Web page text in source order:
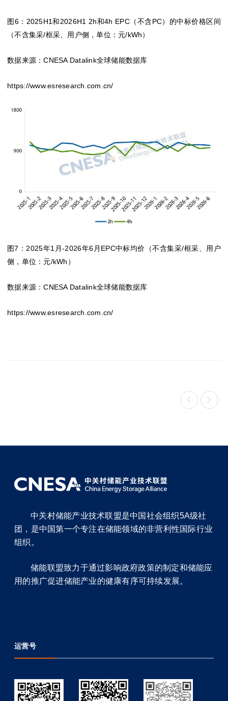
图6：2025H1和2026H1 2h和4h EPC（不含PC）的中标价格区间
（不含集采/框采、用户侧，单位：元/kWh）
数据来源：CNESA Datalink全球储能数据库
https://www.esresearch.com.cn/
图7：2025年1月-2026年6月EPC中标均价 （不含集采/框采、用户
侧，单位：元/kWh）
数据来源：CNESA Datalink全球储能数据库
https://www.esresearch.com.cn/
 
中关村储能产业技术联盟是中国社会组织5A级社
团，是中国第一个专注在储能领域的非营利性国际行业
组织。
储能联盟致力于通过影响政府政策的制定和储能应
用的推广促进储能产业的健康有序可持续发展。
运营号